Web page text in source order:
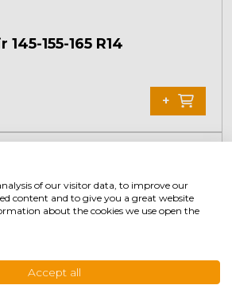
155-165 R14
+
of our visitor data, to improve our
content and to give you a great website
about the cookies we use open the
Accept all